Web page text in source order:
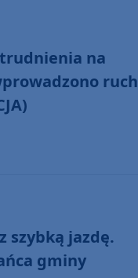
na
ruch
szybką jazdę.
gminy